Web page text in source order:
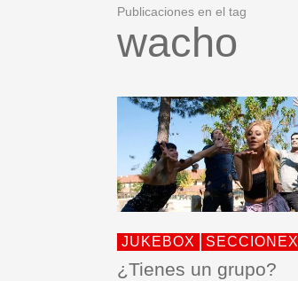
Publicaciones en el tag
wacho
JUKEBOX SECCIONEX
¿Tienes un grupo?